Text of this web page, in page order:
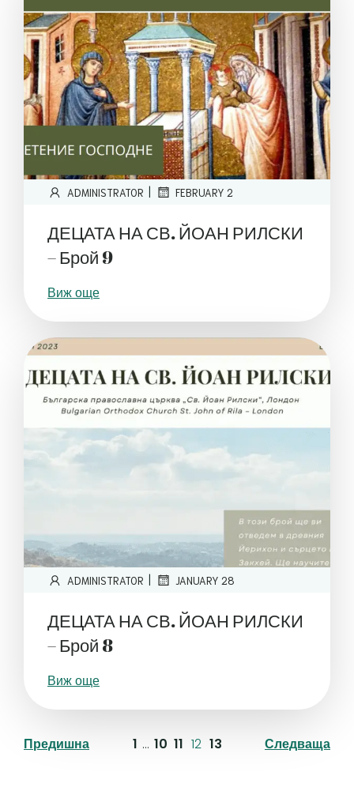
ADMINISTRATOR | FEBRUARY 2
ДЕЦАТА НА СВ. ЙОАН РИЛСКИ
– Брой 9
Виж още
ADMINISTRATOR | JANUARY 28
ДЕЦАТА НА СВ. ЙОАН РИЛСКИ
– Брой 8
Виж още
Предишна 1 … 10 11 12 13 Следваща